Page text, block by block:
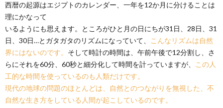
西暦の起源はエジプトのカレンダー、一年を12か月に分けることは
理にかなって
いるようにも思えます。ところがひと月の日にちが31日、28日、31
日、30日…とガタガタのリズムになっていて、
こんなリズムは自然
界にはないのです。 そして時計の時間は、午前午後で12分割し、さ
らにそれを60分、60秒と細分化して時間を計っていますが、
この人
工的な時間を使っているのも人類だけです。
現代の地球の問題のほとんどは、自然とのつながりを無視した、不
自然な生き方をしている人間が起こしているのです。